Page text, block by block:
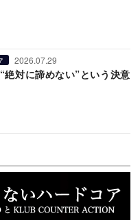
2026.07.29
絶対に諦めない”という決意